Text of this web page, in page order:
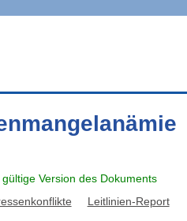
Version des Dokuments
Leitlinien-Report